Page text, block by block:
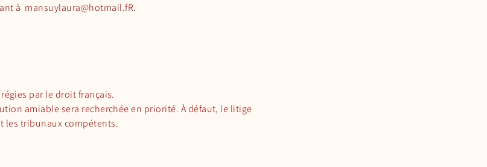
à mansuylaura@hotmail.fR.
par le droit français.
amiable sera recherchée en priorité. À défaut, le litige
les tribunaux compétents.